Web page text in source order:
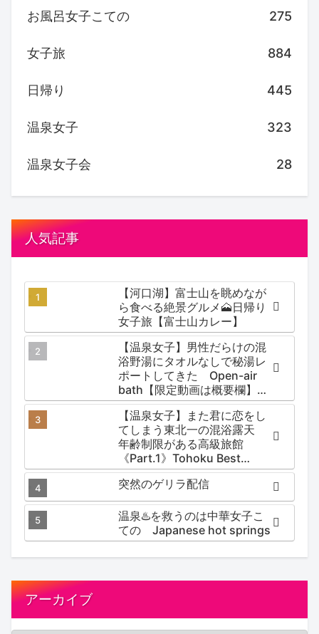
お風呂女子こての 275
女子旅 884
日帰り 445
温泉女子 323
温泉女子会 28
人気記事
【河口湖】富士山を眺めなが
ら食べる絶景グルメ🗻日帰り
女子旅【富士山カレー】
【温泉女子】男性だらけの混
浴野湯にタオルなしで秘湯レ
ポートしてきた Open-air
bath【限定動画は概要欄】尻
焼温泉郷 川の湯
【温泉女子】また君に恋をし
てしまう東北一の混浴露天
年齢制限がある高級旅館
《Part.1》Tohoku Best
Secret hotspring #japan
#koteno
突然のゲリラ配信
温泉♨️を救うのは中華女子こ
ての Japanese hot springs
アーカイブ